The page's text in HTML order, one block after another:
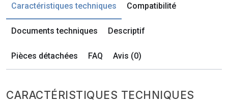
Caractéristiques techniques Compatibilité
Documents techniques Descriptif
Pièces détachées FAQ Avis (0)
CARACTÉRISTIQUES TECHNIQUES